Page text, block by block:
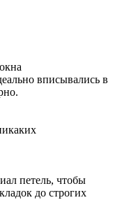
вписывались в
петель, чтобы
до строгих